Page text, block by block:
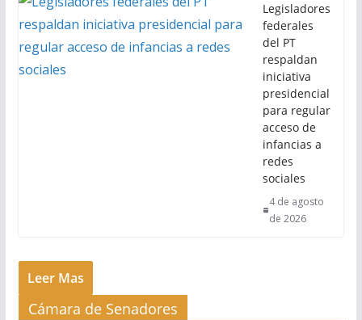
Legisladores
federales
del PT
respaldan
iniciativa
presidencial
para regular
acceso de
infancias a
redes
sociales
4 de agosto
de 2026
Leer Mas
Cámara de Senadores